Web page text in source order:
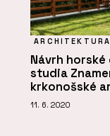
ARCHITEKTURA
Návrh
studia
krkonošské
11. 6. 2020